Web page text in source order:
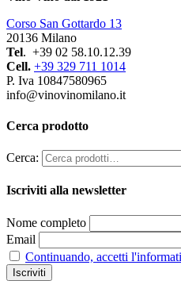
Corso San Gottardo 13
20136 Milano
Tel. +39 02 58.10.12.39
Cell. +39 329 711 1014
P. Iva 10847580965
info@vinovinomilano.it
Cerca prodotto
Cerca:
Iscriviti alla newsletter
Nome completo
Email
Continuando, accetti